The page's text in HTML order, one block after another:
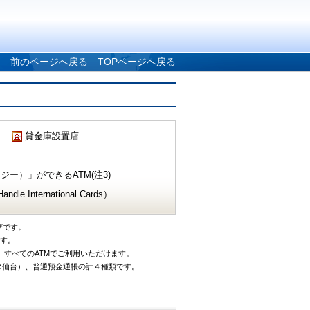
前のページへ戻る TOPページへ戻る
貸金庫設置店
ー）」ができるATM(注3)
International Cards）
す。
。
べてのATMでご利用いただけます。
台）、普通預金通帳の計４種類です。